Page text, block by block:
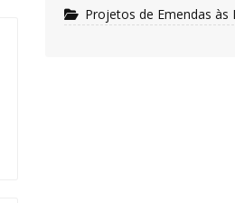
Projetos de Emendas às